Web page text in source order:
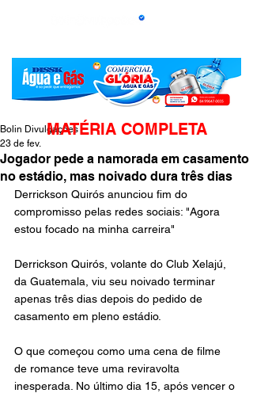
Jogador pede a namorada em casamento
no estádio, mas noivado dura três dias
Bolin Divulgações
23 de fev.
Derrickson Quirós anunciou fim do
compromisso pelas redes sociais: "Agora
estou focado na minha carreira"
Derrickson Quirós, volante do Club Xelajú,
da Guatemala, viu seu noivado terminar
apenas três dias depois do pedido de
casamento em pleno estádio.
O que começou como uma cena de filme
de romance teve uma reviravolta
inesperada. No último dia 15, após vencer o
MATÉRIA COMPLETA